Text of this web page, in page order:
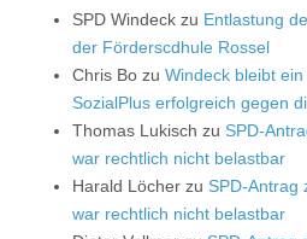
SPD Windeck zu Entlastung
der Förderscdhule Rossel
Chris Bo zu Windeck bleibt
SozialPlus erfolgreich gegen
Thomas Lukisch zu SPD-
war rechtlich nicht belastbar
Harald Löcher zu SPD-Antrag
war rechtlich nicht belastbar